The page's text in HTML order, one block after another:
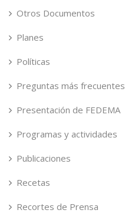
Otros Documentos
Planes
Políticas
Preguntas más frecuentes
Presentación de FEDEMA
Programas y actividades
Publicaciones
Recetas
Recortes de Prensa